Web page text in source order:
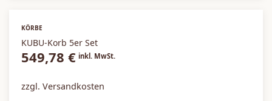
KÖRBE
KUBU-Korb 5er Set
549,78 € inkl. MwSt.
zzgl. Versandkosten